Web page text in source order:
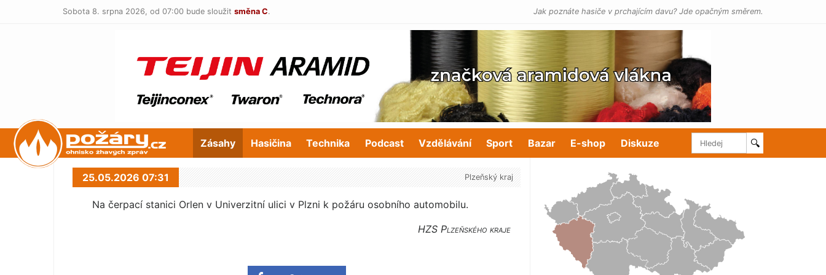
Sobota 8. srpna 2026, od 07:00 bude sloužit směna C. Jak poznáte hasiče v prchajícím davu? Jde opačným směrem.
POŽÁRY.cz Zásahy Hasičina Technika Podcast Vzdělávání Sport Bazar E-shop Diskuze 🔍
25.05.2026 07:31 Plzeňský kraj
Na čerpací stanici Orlen v Univerzitní ulici v Plzni k požáru osobního automobilu.
HZS Plzeňského kraje